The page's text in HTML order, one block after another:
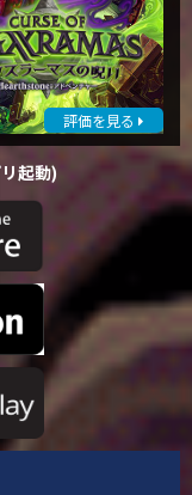
評価を見る
起動)